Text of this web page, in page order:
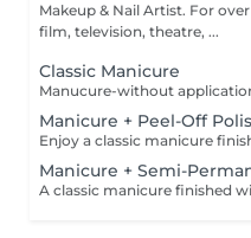
Makeup & Nail Artist. For over 13 years, I have worked across
film, television, theatre, ...
Classic Manicure
Manicure + Peel-Off
Manicure + Semi-